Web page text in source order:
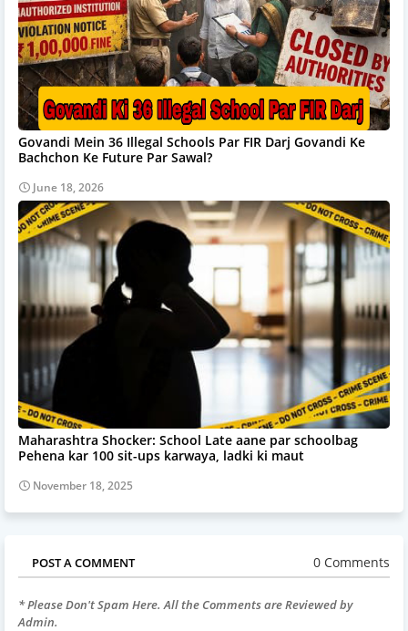
Govandi Mein 36 Illegal Schools Par FIR Darj Govandi Ke
Bachchon Ke Future Par Sawal?
June 18, 2026
Maharashtra Shocker: School Late aane par schoolbag
Pehena kar 100 sit-ups karwaya, ladki ki maut
November 18, 2025
POST A COMMENT 0 Comments
* Please Don't Spam Here. All the Comments are Reviewed by
Admin.